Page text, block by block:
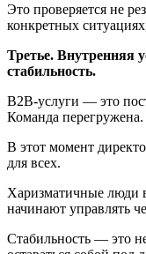
Это проверяется не
конкретных
Третье. Внутренняя
стабильность.
B2B-услуги — это
Команда
В этот момент
для всех.
Харизматичные люди
начинают управлять
Стабильность — это